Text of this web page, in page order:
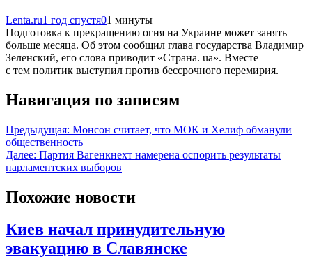
Lenta.ru1 год спустя01 минуты
Подготовка к прекращению огня на Украине может занять
больше месяца. Об этом сообщил глава государства Владимир
Зеленский, его слова приводит «Страна. ua». Вместе
с тем политик выступил против бессрочного перемирия.
Навигация по записям
Предыдущая: Монсон считает, что МОК и Хелиф обманули
общественность
Далее: Партия Вагенкнехт намерена оспорить результаты
парламентских выборов
Похожие новости
Киев начал принудительную
эвакуацию в Славянске